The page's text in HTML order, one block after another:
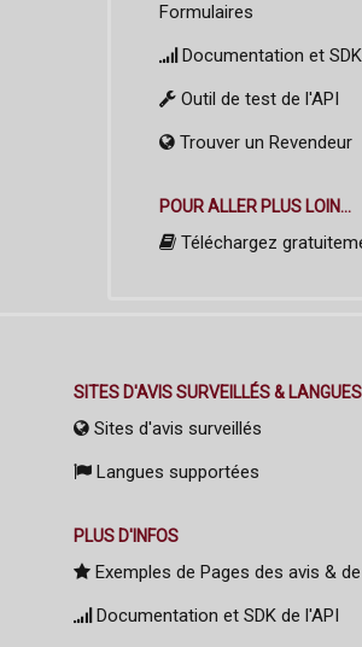
Formulaires
Documentation et
Outil de test de l'API
Trouver un Revendeur
POUR ALLER PLUS LOIN...
Téléchargez
SITES D'AVIS SURVEILLÉS & LANGUES
Sites d'avis surveillés
Langues supportées
PLUS D'INFOS
Exemples de Pages des avis &
Documentation et SDK de l'API